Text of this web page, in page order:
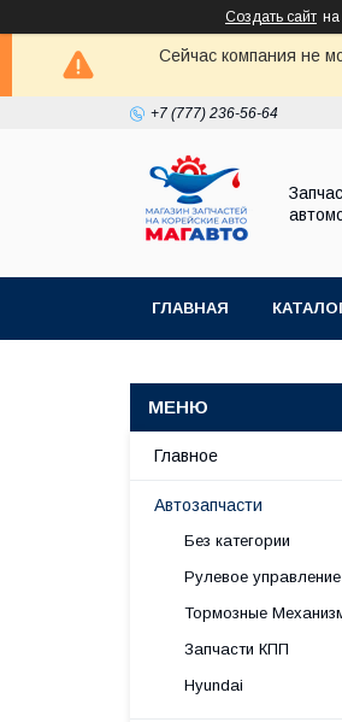
Создать сайт на
Сейчас компания не
+7 (777) 236-56-64
ГЛАВНАЯ
Главное
Автозапчасти
Без категории
Рулевое управление
Тормозные
Запчасти КПП
Hyundai